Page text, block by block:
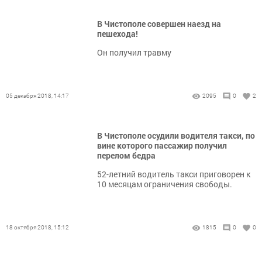
В Чистополе совершен наезд на
пешехода!
Он получил травму
05 декабря 2018, 14:17 2095 0 2
В Чистополе осудили водителя такси, по
вине которого пассажир получил
перелом бедра
52-летний водитель такси приговорен к
10 месяцам ограничения свободы.
18 октября 2018, 15:12 1815 0 0